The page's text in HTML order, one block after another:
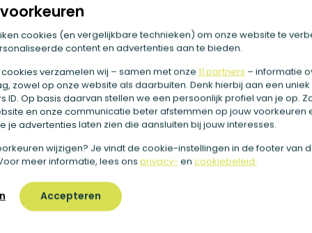
cookies (en vergelijkbare technieken) om onze website te
content en advertenties aan te bieden.
verzamelen wij – samen met onze 11 partners – informatie
zowel op onze website als daarbuiten. Denk hierbij aan een uniek
ID. Op basis daarvan stellen we een persoonlijk profiel van je op.
en onze communicatie beter afstemmen op jouw voorkeuren
je advertenties laten zien die aansluiten bij jouw interesses.
wijzigen? Je vindt de cookie-instellingen in de footer van
meer informatie, lees ons privacy- en cookiebeleid.
Accepteren
voedingsstoffen zitten er
hebben een lage energetische waarde en bevatten wel
Pompoenen bevatten ook heel veel bètacaroteen. In je
omgezet in vitamine A. Van vitamine A is bekend
is voor de ogen en huid. Pompoen bevat ook een mooie
van het mineraal kalium. Bovendien zit het ook nog eens
vitamine C, wat weer goed is om ijzer op te nemen uit je
betekent dit voor mijn gezondheid?